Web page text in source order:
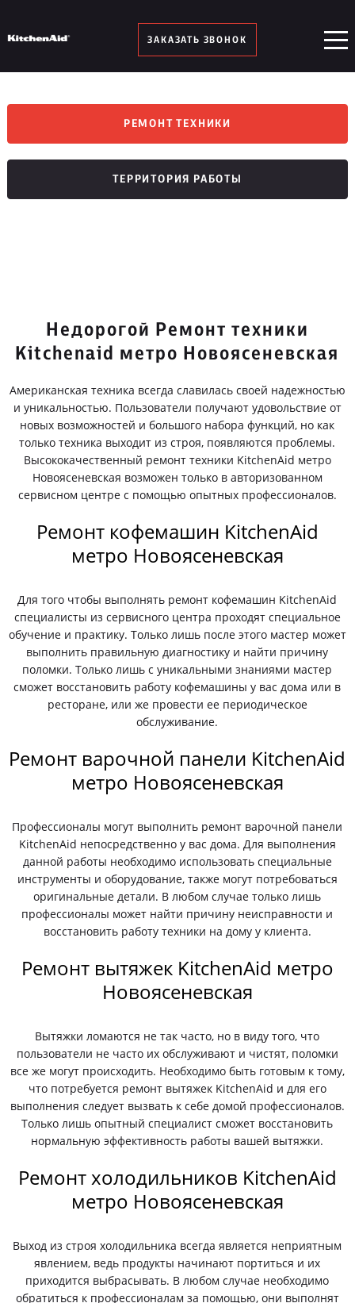
ЗАКАЗАТЬ ЗВОНОК
РЕМОНТ ТЕХНИКИ
ТЕРРИТОРИЯ РАБОТЫ
Недорогой Ремонт техники
Kitchenaid метро Новоясеневская
Американская техника всегда славилась своей надежностью
и уникальностью. Пользователи получают удовольствие от
новых возможностей и большого набора функций, но как
только техника выходит из строя, появляются проблемы.
Высококачественный ремонт техники KitchenAid метро
Новоясеневская возможен только в авторизованном
сервисном центре с помощью опытных профессионалов.
Ремонт кофемашин KitchenAid
метро Новоясеневская
Для того чтобы выполнять ремонт кофемашин KitchenAid
специалисты из сервисного центра проходят специальное
обучение и практику. Только лишь после этого мастер может
выполнить правильную диагностику и найти причину
поломки. Только лишь с уникальными знаниями мастер
сможет восстановить работу кофемашины у вас дома или в
ресторане, или же провести ее периодическое
обслуживание.
Ремонт варочной панели KitchenAid
метро Новоясеневская
Профессионалы могут выполнить ремонт варочной панели
KitchenAid непосредственно у вас дома. Для выполнения
данной работы необходимо использовать специальные
инструменты и оборудование, также могут потребоваться
оригинальные детали. В любом случае только лишь
профессионалы может найти причину неисправности и
восстановить работу техники на дому у клиента.
Ремонт вытяжек KitchenAid метро
Новоясеневская
Вытяжки ломаются не так часто, но в виду того, что
пользователи не часто их обслуживают и чистят, поломки
все же могут происходить. Необходимо быть готовым к тому,
что потребуется ремонт вытяжек KitchenAid и для его
выполнения следует вызвать к себе домой профессионалов.
Только лишь опытный специалист сможет восстановить
нормальную эффективность работы вашей вытяжки.
Ремонт холодильников KitchenAid
метро Новоясеневская
Выход из строя холодильника всегда является неприятным
явлением, ведь продукты начинают портиться и их
приходится выбрасывать. В любом случае необходимо
обратиться к профессионалам за помощью, они выполнят